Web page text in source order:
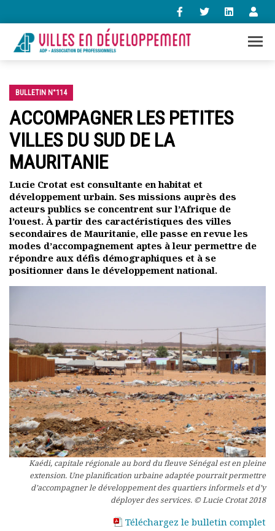
contact@villes-developpement.org
Accueil
L’association
Qui sommes-nous ?
Présentation vidéo
Le bureau
Statuts de l’association
Vie de l’association
Calendrier des activités
Assemblées générales
Comptes rendus mensuels
Rapports moraux
Le bulletin
Présentation du bulletin
Comité de rédaction
Bulletins Villes en
développement
Kiosk
Ressources
Nos actions
Podcast-AdP
Dîners débats
Journées d’études
Concours vidéo
BULLETIN N°114
ACCOMPAGNER LES PETITES
VILLES DU SUD DE LA
MAURITANIE
Lucie Crotat est consultante en habitat et
développement urbain. Ses missions auprès des
acteurs publics se concentrent sur l’Afrique de
l’ouest. À partir des caractéristiques des villes
secondaires de Mauritanie, elle passe en revue les
modes d’accompagnement aptes à leur permettre de
répondre aux défis démographiques et à se
positionner dans le développement national.
Kaédi, capitale régionale au bord du fleuve Sénégal est en pleine
extension. Une planification urbaine adaptée pourrait permettre
d’accompagner le développement des quartiers informels et d’y
déployer des services. © Lucie Crotat 2018
Téléchargez le bulletin complet